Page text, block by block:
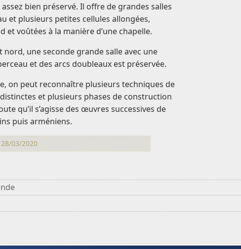
bien préservé. Il offre de grandes salles
et plusieurs petites cellules allongées,
et voûtées à la manière d’une chapelle.
une seconde grande salle avec une
et des arcs doubleaux est préservée.
on peut reconnaître plusieurs techniques de
et plusieurs phases de construction
qu’il s’agisse des œuvres successives de
puis arméniens.
03/2020